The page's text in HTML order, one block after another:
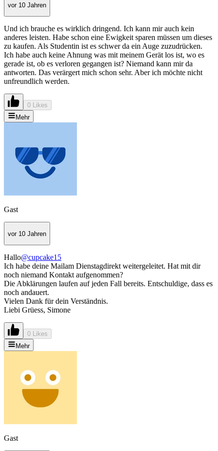
vor 10 Jahren
Und ich brauche es wirklich dringend. Ich kann mir auch kein
anderes leisten. Habe schon eine Ewigkeit sparen müssen um dieses
zu kaufen. Als Studentin ist es schwer da ein Auge zuzudrücken.
Ich habe auch keine Ahnung was mit meinem Gerät los ist, wo es
gerade ist, ob es verloren gegangen ist? Niemand kann mir da
antworten. Das verärgert mich schon sehr. Aber ich möchte nicht
unfreundlich werden.
0 Likes
Mehr
Gast
vor 10 Jahren
Hallo@cupcake15
Ich habe deine Mailam Dienstagdirekt weitergeleitet. Hat mit dir
noch niemand Kontakt aufgenommen?
Die Abklärungen laufen auf jeden Fall bereits. Entschuldige, dass es
noch andauert.
Vielen Dank für dein Verständnis.
Liebi Grüess, Simone
0 Likes
Mehr
Gast